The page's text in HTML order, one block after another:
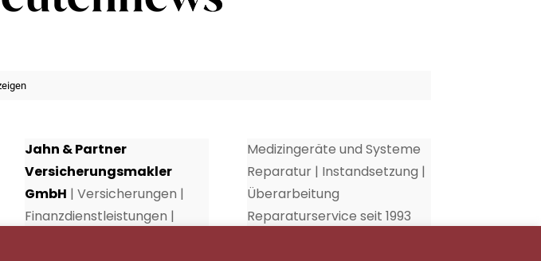
Jahn & Partner
Versicherungsmakler
GmbH | Versicherungen |
Finanzdienstleistungen |
Medizingeräte und Systeme
Reparatur | Instandsetzung |
Überarbeitung
Reparaturservice seit 1993